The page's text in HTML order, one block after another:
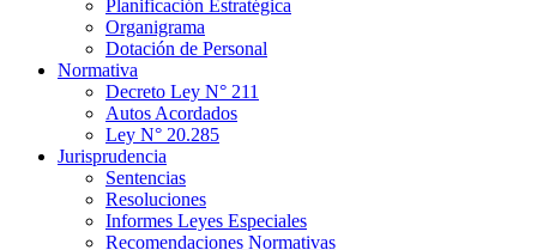
Planificación Estratégica
Organigrama
Dotación de Personal
Normativa
Decreto Ley N° 211
Autos Acordados
Ley N° 20.285
Jurisprudencia
Sentencias
Resoluciones
Informes Leyes Especiales
Recomendaciones Normativas